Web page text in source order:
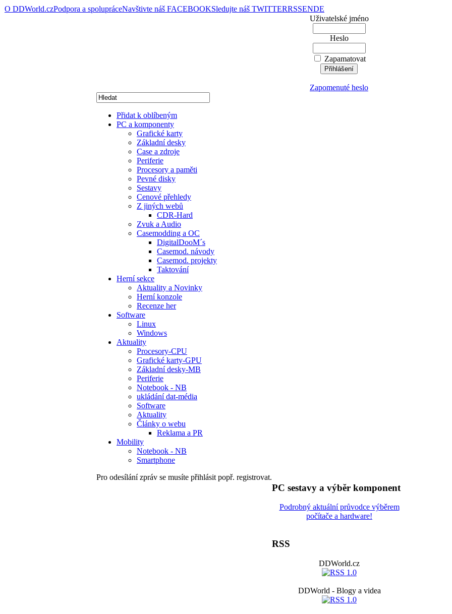
O DDWorld.czPodpora a spolupráceNavštivte náš FACEBOOKSledujte náš TWITTERRSSENDE
Uživatelské jméno
Heslo
Zapamatovat
Zapomenuté heslo
Přidat k oblíbeným
PC a komponenty
Grafické karty
Základní desky
Case a zdroje
Periferie
Procesory a paměti
Pevné disky
Sestavy
Cenové přehledy
Z jiných webů
CDR-Hard
Zvuk a Audio
Casemodding a OC
DigitalDooM´s
Casemod. návody
Casemod. projekty
Taktování
Herní sekce
Aktuality a Novinky
Herní konzole
Recenze her
Software
Linux
Windows
Aktuality
Procesory-CPU
Grafické karty-GPU
Základní desky-MB
Periferie
Notebook - NB
ukládání dat-média
Software
Aktuality
Články o webu
Reklama a PR
Mobility
Notebook - NB
Smartphone
Pro odesílání zpráv se musíte přihlásit popř. registrovat.
PC sestavy a výběr komponent
Podrobný aktuální průvodce výběrem
počítače a hardware!
RSS
DDWorld.cz
DDWorld - Blogy a videa